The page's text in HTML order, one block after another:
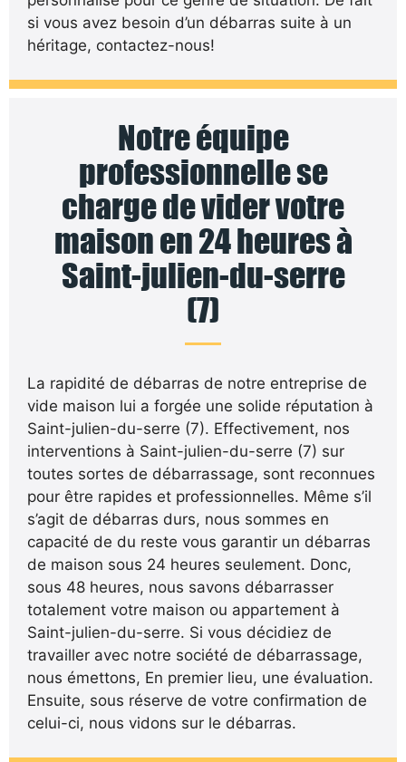
si vous avez besoin d’un débarras suite à un
héritage, contactez-nous!
Notre équipe
professionnelle se
charge de vider votre
maison en 24 heures à
Saint-julien-du-serre
(7)
La rapidité de débarras de notre entreprise de
vide maison lui a forgée une solide réputation à
Saint-julien-du-serre (7). Effectivement, nos
interventions à Saint-julien-du-serre (7) sur
toutes sortes de débarrassage, sont reconnues
pour être rapides et professionnelles. Même s’il
s’agit de débarras durs, nous sommes en
capacité de du reste vous garantir un débarras
de maison sous 24 heures seulement. Donc,
sous 48 heures, nous savons débarrasser
totalement votre maison ou appartement à
Saint-julien-du-serre. Si vous décidiez de
travailler avec notre société de débarrassage,
nous émettons, En premier lieu, une évaluation.
Ensuite, sous réserve de votre confirmation de
celui-ci, nous vidons sur le débarras.